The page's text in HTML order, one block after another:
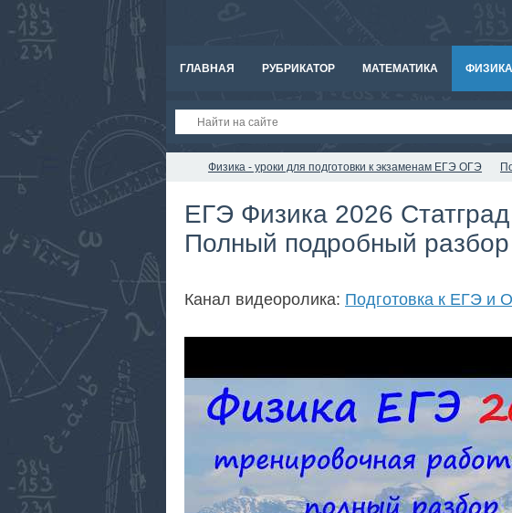
ГЛАВНАЯ РУБРИКАТОР МАТЕМАТИКА ФИЗИКА
Физика - уроки для подготовки к экзаменам ЕГЭ ОГЭ
ЕГЭ Физика 2026
Полный подробный разбор
Канал видеоролика: Подготовка к ЕГЭ и